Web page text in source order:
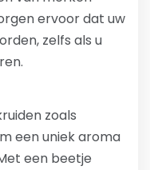
ervoor dat uw
zelfs als u
zoals
een uniek aroma
een beetje